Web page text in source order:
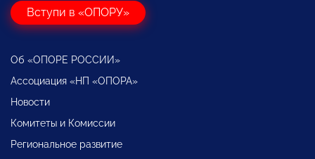
Вступи в «ОПОРУ»
Об «ОПОРЕ РОССИИ»
Ассоциация «НП «ОПОРА»
Новости
Комитеты и Комиссии
Региональное развитие